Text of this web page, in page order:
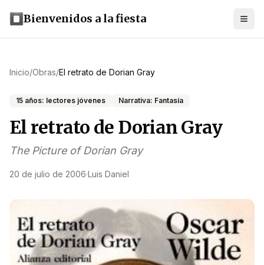
Bienvenidos a la fiesta
Inicio/Obras/El retrato de Dorian Gray
15 años: lectores jóvenes Narrativa: Fantasía
El retrato de Dorian Gray
The Picture of Dorian Gray
20 de julio de 2006·Luis Daniel